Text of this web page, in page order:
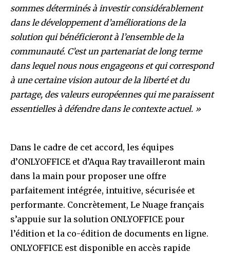
sommes déterminés à investir considérablement
dans le développement d’améliorations de la
solution qui bénéficieront à l’ensemble de la
communauté. C’est un partenariat de long terme
dans lequel nous nous engageons et qui correspond
à une certaine vision autour de la liberté et du
partage, des valeurs européennes qui me paraissent
essentielles à défendre dans le contexte actuel. »
Dans le cadre de cet accord, les équipes
d’ONLYOFFICE et d’Aqua Ray travailleront main
dans la main pour proposer une offre
parfaitement intégrée, intuitive, sécurisée et
performante. Concrètement, Le Nuage français
s’appuie sur la solution ONLYOFFICE pour
l’édition et la co-édition de documents en ligne.
ONLYOFFICE est disponible en accès rapide